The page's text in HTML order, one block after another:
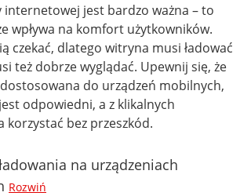
jest bardzo ważna – to
wpływa na komfort użytkowników.
czekać, dlatego witryna musi ładować
też dobrze wyglądać. Upewnij się, że
do urządzeń mobilnych,
odpowiedni, a z klikalnych
korzystać bez przeszkód.
na urządzeniach
Rozwiń